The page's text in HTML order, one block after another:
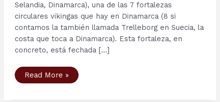
Selandia, Dinamarca), una de las 7 fortalezas
circulares vikingas que hay en Dinamarca (8 si
contamos la también llamada Trelleborg en Suecia, la
costa que toca a Dinamarca). Esta fortaleza, en
concreto, está fechada […]
Arqueología:
la
Read More »